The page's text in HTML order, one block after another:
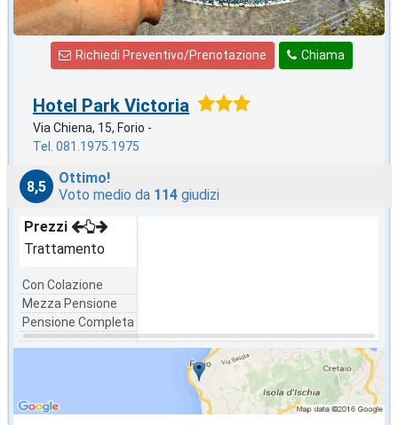
Chiama
Richiedi Preventivo/Prenotazione
Hotel Park Victoria
Via Chiena, 15, Forio -
Tel. 081.1975.1975
8,5
Ottimo!
Voto medio da 114 giudizi
Prezzi
Trattamento
Con Colazione
Mezza Pensione
Pensione Completa